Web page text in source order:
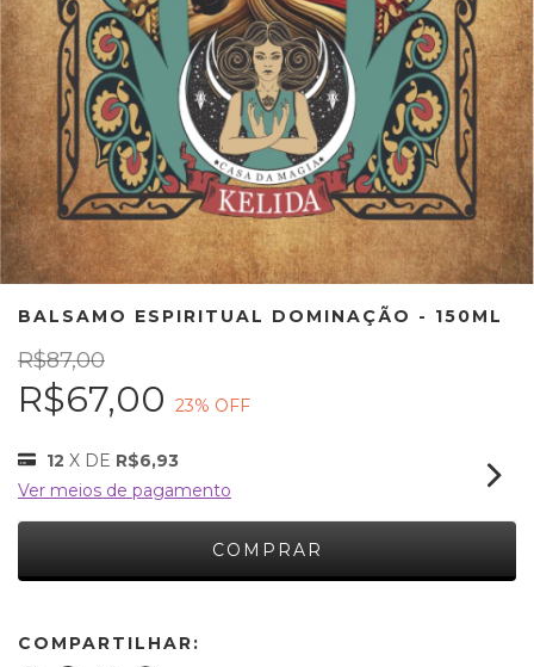
BALSAMO ESPIRITUAL DOMINAÇÃO - 150ML
R$87,00
R$67,00 23% OFF
12 X DE R$6,93
Ver meios de pagamento
COMPARTILHAR: